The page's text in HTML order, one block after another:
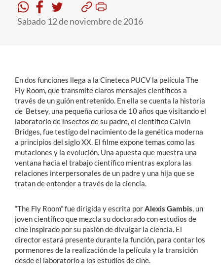
Formación Continua
Funcionarios
Alumni
English
Sabado 12 de noviembre de 2016
En dos funciones llega a la Cineteca PUCV la película The
Fly Room, que transmite claros mensajes científicos a
través de un guión entretenido. En ella se cuenta la historia
de Betsey, una pequeña curiosa de 10 años que visitando el
laboratorio de insectos de su padre, el científico Calvin
Bridges, fue testigo del nacimiento de la genética moderna
a principios del siglo XX. El filme expone temas como las
mutaciones y la evolución. Una apuesta que muestra una
ventana hacia el trabajo científico mientras explora las
relaciones interpersonales de un padre y una hija que se
tratan de entender a través de la ciencia.
“The Fly Room” fue dirigida y escrita porAlexis Gambis, un
joven científico que mezcla su doctorado con estudios de
cine inspirado por su pasión de divulgar la ciencia. El
director estará presente durante la función, para contar los
pormenores de la realización de la película y la transición
desde el laboratorio a los estudios de cine.